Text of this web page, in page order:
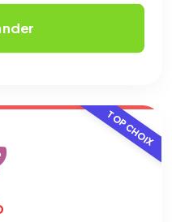
TOP CHOIX